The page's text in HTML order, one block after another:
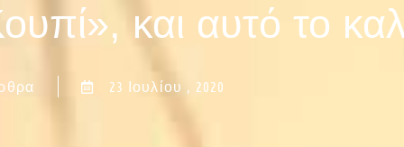
και αυτό το
23 Ιουλίου , 2020